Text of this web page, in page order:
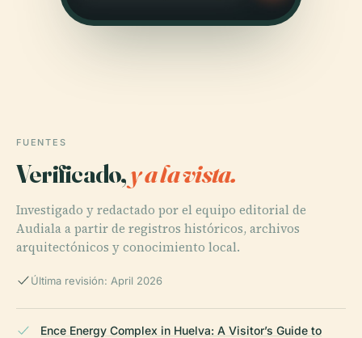
FUENTES
Verificado,y a la vista.
Investigado y redactado por el equipo editorial de
Audiala a partir de registros históricos, archivos
arquitectónicos y conocimiento local.
Última revisión: April 2026
Ence Energy Complex in Huelva: A Visitor’s Guide to